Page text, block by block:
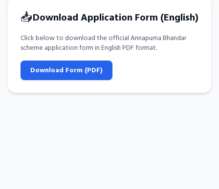
📥Download Application Form (English)
Click below to download the official Annapurna Bhandar
scheme application form in English PDF format.
Download Form (PDF)